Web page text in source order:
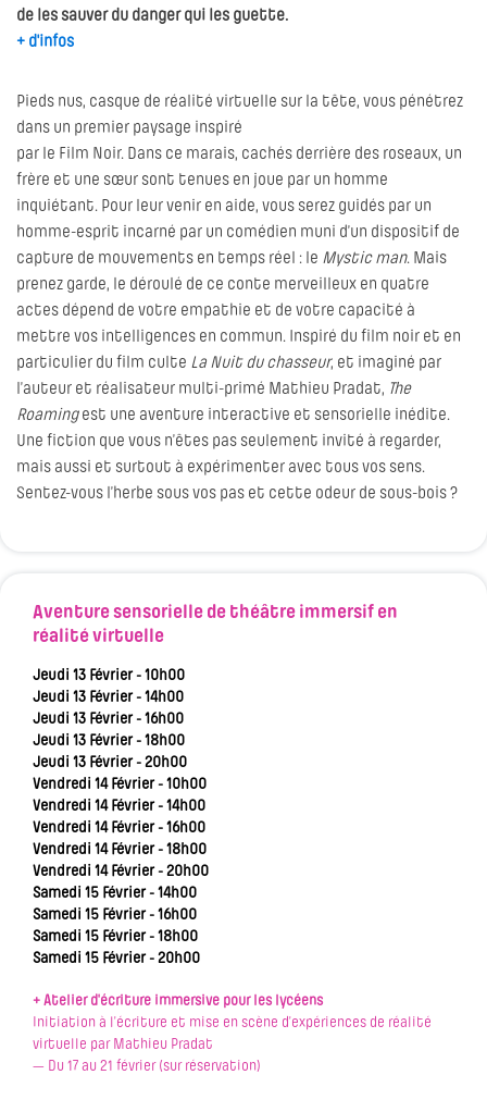
de les sauver du danger qui les guette.
+ d'infos
Pieds nus, casque de réalité virtuelle sur la tête, vous pénétrez
dans un premier paysage inspiré
par le Film Noir. Dans ce marais, cachés derrière des roseaux, un
frère et une sœur sont tenues en joue par un homme
inquiétant. Pour leur venir en aide, vous serez guidés par un
homme-esprit incarné par un comédien muni d’un dispositif de
capture de mouvements en temps réel : le Mystic man. Mais
prenez garde, le déroulé de ce conte merveilleux en quatre
actes dépend de votre empathie et de votre capacité à
mettre vos intelligences en commun. Inspiré du film noir et en
particulier du film culte La Nuit du chasseur, et imaginé par
l’auteur et réalisateur multi-primé Mathieu Pradat, The
Roamingest une aventure interactive et sensorielle inédite.
Une fiction que vous n’êtes pas seulement invité à regarder,
mais aussi et surtout à expérimenter avec tous vos sens.
Sentez-vous l’herbe sous vos pas et cette odeur de sous-bois ?
Aventure sensorielle de théâtre immersif en
réalité virtuelle
Jeudi 13 Février - 10h00
Jeudi 13 Février - 14h00
Jeudi 13 Février - 16h00
Jeudi 13 Février - 18h00
Jeudi 13 Février - 20h00
Vendredi 14 Février - 10h00
Vendredi 14 Février - 14h00
Vendredi 14 Février - 16h00
Vendredi 14 Février - 18h00
Vendredi 14 Février - 20h00
Samedi 15 Février - 14h00
Samedi 15 Février - 16h00
Samedi 15 Février - 18h00
Samedi 15 Février - 20h00
+ Atelier d'écriture immersive pour les lycéens
Initiation à l’écriture et mise en scène d’expériences de réalité
virtuelle par Mathieu Pradat
— Du 17 au 21 février (sur réservation)